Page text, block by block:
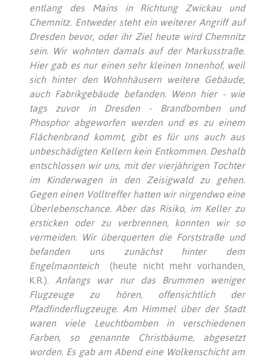
entlang des Mains in Richtung Zwickau und
Chemnitz. Entweder steht ein weiterer Angriff auf
Dresden bevor, oder ihr Ziel heute wird Chemnitz
sein. Wir wohnten damals auf der Markusstraße.
Hier gab es nur einen sehr kleinen Innenhof, weil
sich hinter den Wohnhäusern weitere Gebäude,
auch Fabrikgebäude befanden. Wenn hier - wie
tags zuvor in Dresden - Brandbomben und
Phosphor abgeworfen werden und es zu einem
Flächenbrand kommt, gibt es für uns auch aus
unbeschädigten Kellern kein Entkommen. Deshalb
entschlossen wir uns, mit der vierjährigen Tochter
im Kinderwagen in den Zeisigwald zu gehen.
Gegen einen Volltreffer hatten wir nirgendwo eine
Überlebenschance. Aber das Risiko, im Keller zu
ersticken oder zu verbrennen, konnten wir so
vermeiden. Wir überquerten die Forststraße und
befanden uns zunächst hinter dem
Engelmannteich (heute nicht mehr vorhanden,
K.R.). Anfangs war nur das Brummen weniger
Flugzeuge zu hören, offensichtlich der
Pfadfinderflugzeuge. Am Himmel über der Stadt
waren viele Leuchtbomben in verschiedenen
Farben, so genannte Christbäume, abgesetzt
worden. Es gab am Abend eine Wolkenschicht am